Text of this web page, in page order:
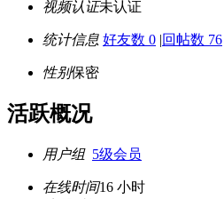
视频认证未认证
统计信息 好友数 0 |回帖数 76
性别保密
活跃概况
用户组 5级会员
在线时间16 小时